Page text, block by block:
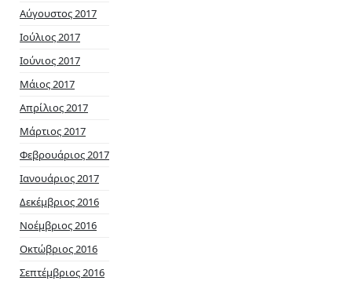
Αύγουστος 2017
Ιούλιος 2017
Ιούνιος 2017
Μάιος 2017
Απρίλιος 2017
Μάρτιος 2017
Φεβρουάριος 2017
Ιανουάριος 2017
Δεκέμβριος 2016
Νοέμβριος 2016
Οκτώβριος 2016
Σεπτέμβριος 2016